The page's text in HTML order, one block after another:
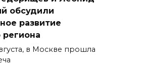
обсудили
развитие
региона
в Москве прошла